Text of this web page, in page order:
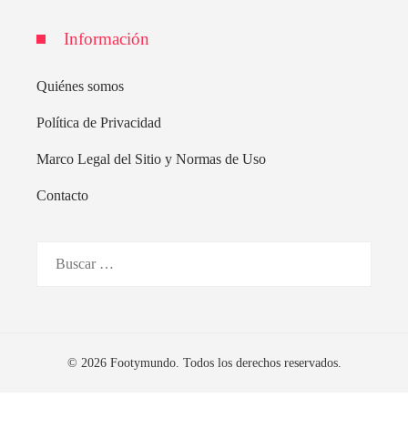
Información
Quiénes somos
Política de Privacidad
Marco Legal del Sitio y Normas de Uso
Contacto
© 2026 Footymundo. Todos los derechos reservados.